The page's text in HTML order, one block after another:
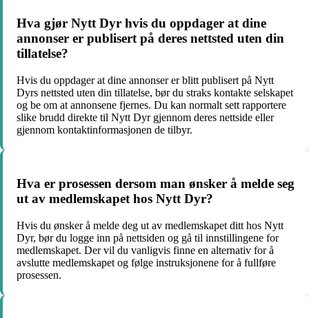
Hva gjør Nytt Dyr hvis du oppdager at dine
annonser er publisert på deres nettsted uten din
tillatelse?
Hvis du oppdager at dine annonser er blitt publisert på Nytt
Dyrs nettsted uten din tillatelse, bør du straks kontakte selskapet
og be om at annonsene fjernes. Du kan normalt sett rapportere
slike brudd direkte til Nytt Dyr gjennom deres nettside eller
gjennom kontaktinformasjonen de tilbyr.
Hva er prosessen dersom man ønsker å melde seg
ut av medlemskapet hos Nytt Dyr?
Hvis du ønsker å melde deg ut av medlemskapet ditt hos Nytt
Dyr, bør du logge inn på nettsiden og gå til innstillingene for
medlemskapet. Der vil du vanligvis finne en alternativ for å
avslutte medlemskapet og følge instruksjonene for å fullføre
prosessen.